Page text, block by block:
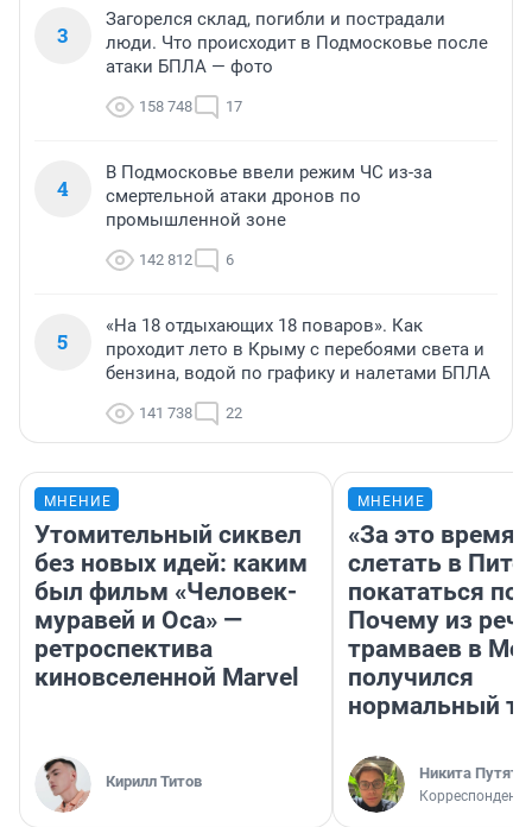
3
Загорелся склад, погибли и пострадали
люди. Что происходит в Подмосковье после
атаки БПЛА — фото
158 748 17
4
В Подмосковье ввели режим ЧС из-за
смертельной атаки дронов по
промышленной зоне
142 812 6
5
«На 18 отдыхающих 18 поваров». Как
проходит лето в Крыму с перебоями света и
бензина, водой по графику и налетами БПЛА
141 738 22
МНЕНИЕ
Утомительный сиквел
без новых идей: каким
был фильм «Человек-
муравей и Оса» —
ретроспектива
киновселенной Marvel
Кирилл Титов
МНЕНИЕ
«За это время
слетать в
покататься по
Почему из
трамваев в
получился
нормальный
Никита
Корреспондент